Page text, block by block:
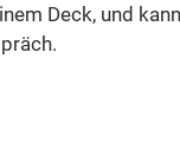
Deck, und